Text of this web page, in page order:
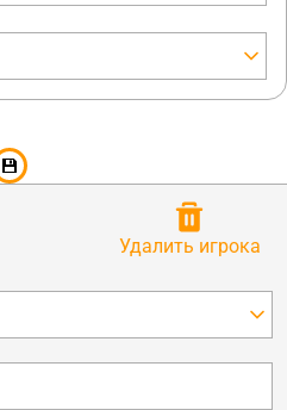
Удалить игрока